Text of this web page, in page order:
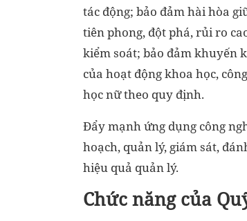
tác động; bảo đảm hài hòa
tiên phong, đột phá, rủi ro
kiểm soát; bảo đảm khuyến
của hoạt động khoa học,
học nữ theo quy định.
Đẩy mạnh ứng dụng công
hoạch, quản lý, giám sát,
hiệu quả quản lý.
Chức năng của